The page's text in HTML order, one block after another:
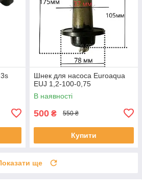
Шнек для насоса Euroaqua
EUJ 1,2-100-0,75
В наявності
500 ₴ 550 ₴
Купити
ще